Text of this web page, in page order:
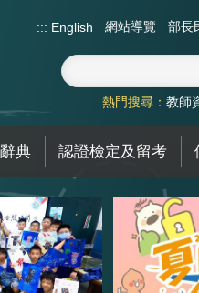
::: English 網站導覽 部長
熱門搜尋： 教師
典 認證檢定及留考